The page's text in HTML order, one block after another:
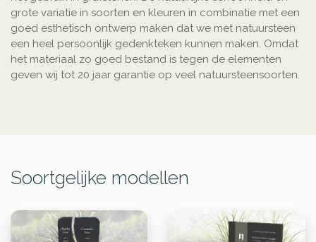
grote variatie in soorten en kleuren in combinatie met een
goed esthetisch ontwerp maken dat we met natuursteen
een heel persoonlijk gedenkteken kunnen maken. Omdat
het materiaal zo goed bestand is tegen de elementen
geven wij tot 20 jaar garantie op veel natuursteensoorten.
Soortgelijke modellen